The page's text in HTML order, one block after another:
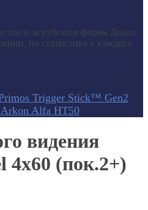
так и за рубежом фирма Дедал-
по статистике у каждого
Trigger Stick™ Gen2
Alfa HT50
видения
4x60 (пок.2+)